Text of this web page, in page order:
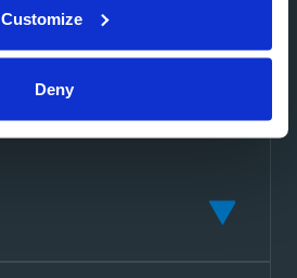
Customize
Deny